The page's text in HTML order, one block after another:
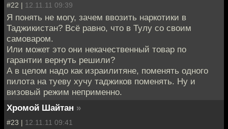
#22 | 12.11.11 09:39
Я понять не могу, зачем ввозить наркотики в
Таджикистан? Всё равно, что в Тулу со своим
самоваром.
Или может это они некачественный товар по
гарантии вернуть решили?
А в целом надо как израилитяне, поменять одного
пилота на туеву хучу таджиков поменять. Ну и
визовый режим неприменно.
Хромой Шайтан »
#23 | 12.11.11 09:41